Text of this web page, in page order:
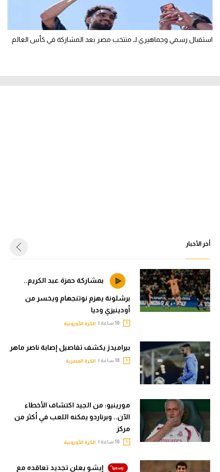
استقبال رسمي وجماهيري لـ منتخب مصر بعد المشاركة في كأس العالم
أخر الأخبار
بمشاركة حمزة عبد الكريم..
برشلونة يهزم نوتنجهام ويخسر من
أودينيزي وديا
الكرة الأوروبية
بيراميدز يكشف تفاصيل إصابة ناصر ماهر
الكرة المصرية
مورينيو: من الجيد اكتشاف الأخطاء
الآن.. وبرناردو يمكنه اللعب في أكثر من
مركز
الكرة الأوروبية
إيشو يعلن تجديد تعاقده مع